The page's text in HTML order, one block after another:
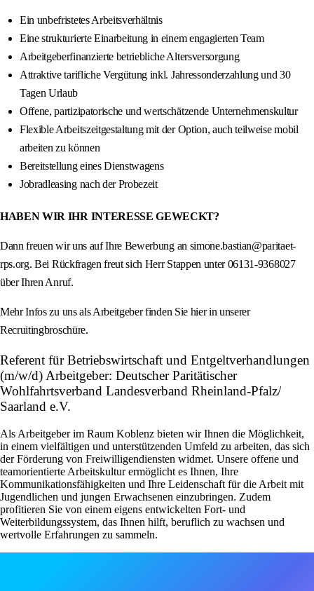
Ein unbefristetes Arbeitsverhältnis
Eine strukturierte Einarbeitung in einem engagierten Team
Arbeitgeberfinanzierte betriebliche Altersversorgung
Attraktive tarifliche Vergütung inkl. Jahressonderzahlung und 30
Tagen Urlaub
Offene, partizipatorische und wertschätzende Unternehmenskultur
Flexible Arbeitszeitgestaltung mit der Option, auch teilweise mobil
arbeiten zu können
Bereitstellung eines Dienstwagens
Jobradleasing nach der Probezeit
HABEN WIR IHR INTERESSE GEWECKT?
Dann freuen wir uns auf Ihre Bewerbung an simone.bastian@paritaet-
rps.org. Bei Rückfragen freut sich Herr Stappen unter 06131-9368027
über Ihren Anruf.
Mehr Infos zu uns als Arbeitgeber finden Sie hier in unserer
Recruitingbroschüre.
Referent für Betriebswirtschaft und Entgeltverhandlungen
(m/w/d) Arbeitgeber: Deutscher Paritätischer
Wohlfahrtsverband Landesverband Rheinland-Pfalz/
Saarland e.V.
Als Arbeitgeber im Raum Koblenz bieten wir Ihnen die Möglichkeit,
in einem vielfältigen und unterstützenden Umfeld zu arbeiten, das sich
der Förderung von Freiwilligendiensten widmet. Unsere offene und
teamorientierte Arbeitskultur ermöglicht es Ihnen, Ihre
Kommunikationsfähigkeiten und Ihre Leidenschaft für die Arbeit mit
Jugendlichen und jungen Erwachsenen einzubringen. Zudem
profitieren Sie von einem eigens entwickelten Fort- und
Weiterbildungssystem, das Ihnen hilft, beruflich zu wachsen und
wertvolle Erfahrungen zu sammeln.